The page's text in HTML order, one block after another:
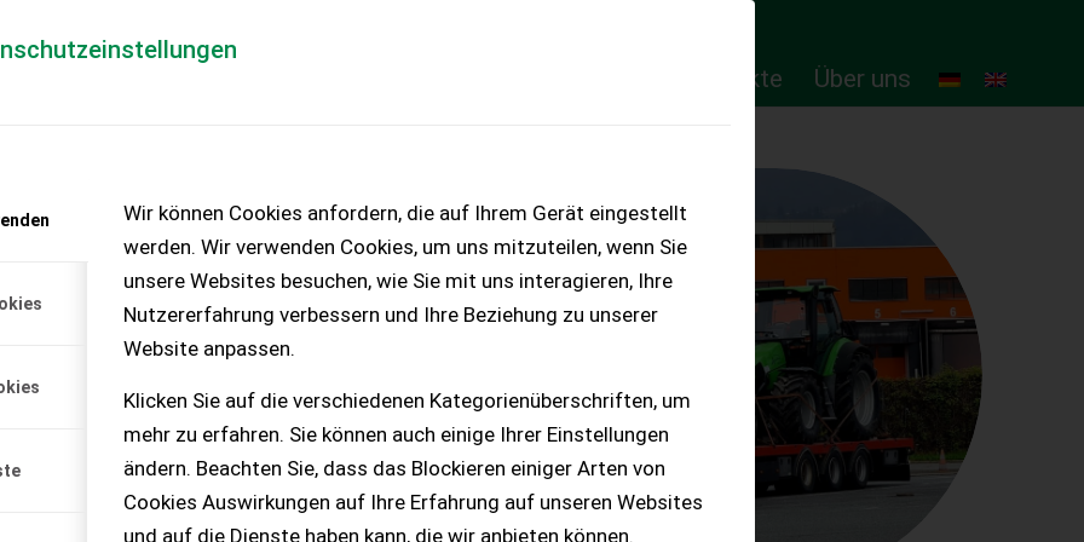
Wir können Cookies anfordern, die auf Ihrem Gerät eingestellt
werden. Wir verwenden Cookies, um uns mitzuteilen, wenn Sie
unsere Websites besuchen, wie Sie mit uns interagieren, Ihre
Nutzererfahrung verbessern und Ihre Beziehung zu unserer
Website anpassen.
Klicken Sie auf die verschiedenen Kategorienüberschriften, um
mehr zu erfahren. Sie können auch einige Ihrer Einstellungen
ändern. Beachten Sie, dass das Blockieren einiger Arten von
Cookies Auswirkungen auf Ihre Erfahrung auf unseren Websites
und auf die Dienste haben kann, die wir anbieten können.
Online-Produkte Über uns
– KEINE
Kombi - Hydrac